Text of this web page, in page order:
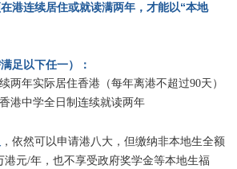
港连续居住或就读满两年，才能以“本地
足以下任一）：
两年实际居住香港（每年离港不超过90天）
港中学全日制连续就读两年
，依然可以申请港八大，但缴纳非本地生全额
港元/年，也不享受政府奖学金等本地生福